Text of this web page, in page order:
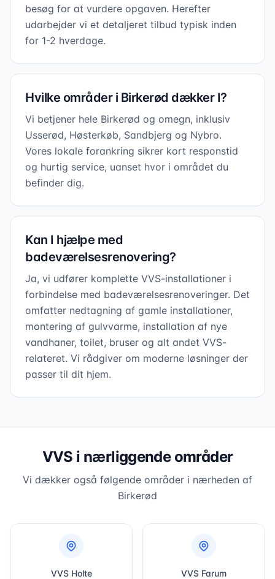
besøg for at vurdere opgaven. Herefter
udarbejder vi et detaljeret tilbud typisk inden
for 1-2 hverdage.
Hvilke områder i Birkerød dækker I?
Vi betjener hele Birkerød og omegn, inklusiv
Usserød, Høsterkøb, Sandbjerg og Nybro.
Vores lokale forankring sikrer kort responstid
og hurtig service, uanset hvor i området du
befinder dig.
Kan I hjælpe med
badeværelsesrenovering?
Ja, vi udfører komplette VVS-installationer i
forbindelse med badeværelsesrenoveringer. Det
omfatter nedtagning af gamle installationer,
montering af gulvvarme, installation af nye
vandhaner, toilet, bruser og alt andet VVS-
relateret. Vi rådgiver om moderne løsninger der
passer til dit hjem.
VVS i nærliggende områder
Vi dækker også følgende områder i nærheden af
Birkerød
VVS Holte VVS Farum